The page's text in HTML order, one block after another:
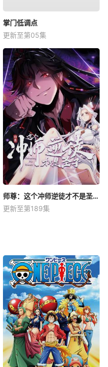
掌门低调点
更新至第05集
师尊：这个冲师逆徒才不是圣子动态漫
更新至第189集